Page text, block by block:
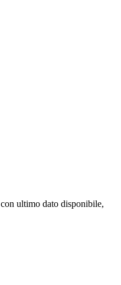
ultimo dato disponibile,